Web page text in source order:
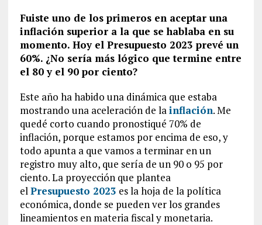
Fuiste uno de los primeros en aceptar una
inflación superior a la que se hablaba en su
momento. Hoy el Presupuesto 2023 prevé un
60%. ¿No sería más lógico que termine entre
el 80 y el 90 por ciento?
Este año ha habido una dinámica que estaba
mostrando una aceleración de lainflación. Me
quedé corto cuando pronostiqué 70% de
inflación, porque estamos por encima de eso, y
todo apunta a que vamos a terminar en un
registro muy alto, que sería de un 90 o 95 por
ciento. La proyección que plantea
elPresupuesto 2023 es la hoja de la política
económica, donde se pueden ver los grandes
lineamientos en materia fiscal y monetaria.